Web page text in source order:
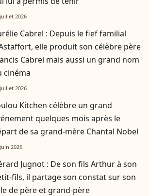
2026
Cabrel : Depuis le fief familial
elle produit son célèbre père
Cabrel mais aussi un grand nom
cinéma
2026
Kitchen célèbre un grand
quelques mois après le
de sa grand-mère Chantal Nobel
2026
Jugnot : De son fils Arthur à son
fils, il partage son constat sur son
de père et grand-père